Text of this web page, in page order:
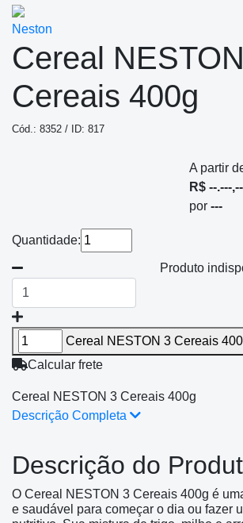
Neston
Cereal
Cereais 400g
Cód.: 8352 / ID: 817
A partir
R$ --.---,--
por ---
Quantidade:
Produto
Cereal NESTON 3 Cereais
Calcular frete
Cereal NESTON 3 Cereais 400g
Descrição Completa
Descrição do
O Cereal NESTON 3 Cereais 400g é
e saudável para começar o dia ou fazer